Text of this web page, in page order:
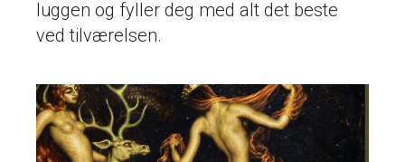
luggen og fyller deg med alt det beste
ved tilværelsen.